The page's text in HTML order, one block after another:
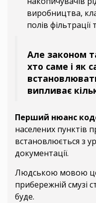
виробництва,
полів
Але законом
хто саме і як
випливає
Перший нюанс
населених пунктів
встановлюється з
документації.
Людською мовою
прибережній смузі
буде.